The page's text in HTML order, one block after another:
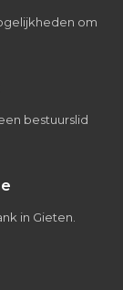
om
bestuurslid
in Gieten.